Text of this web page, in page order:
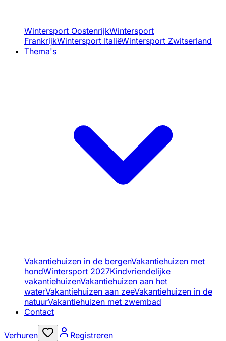
Wintersport OostenrijkWintersport
FrankrijkWintersport ItaliëWintersport Zwitserland
Thema's
Vakantiehuizen in de bergenVakantiehuizen met
hondWintersport 2027Kindvriendelijke
vakantiehuizenVakantiehuizen aan het
waterVakantiehuizen aan zeeVakantiehuizen in de
natuurVakantiehuizen met zwembad
Contact
Verhuren Registreren